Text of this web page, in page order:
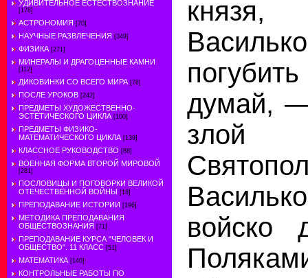
УДИВИТЕЛЬНОЕ ЕСТЕСТВОЗНАНИЕ
[178]
АСТРОНОМИЯ [70]
НАУЧНЫЕ РАЗВЛЕЧЕНИЯ [349]
ФИЗИКА [271]
МИНЕРАЛЫ И ДРАГОЦЕННЫЕ КАМНИ
[112]
ДИКОВИНКИ СО ВСЕГО МИРА [78]
ПОСЛЕ УРОКОВ [242]
ПРЕДМЕТЫ ХУДОЖЕСТВЕННО-
ЭСТЕТИЧЕСКОГО ЦИКЛА [100]
ПРЕДМЕТЫ ФИЗИКО-
МАТЕМАТИЧЕСКОГО ЦИКЛА [139]
КЛАССНОЕ РУКОВОДСТВО [88]
ВОЕННАЯ ФОРМА ВТОРОЙ МИРОВОЙ
[281]
ПОСЛОВИЦЫ И ПОГОВОРКИ ВЕЛИКОЙ
ОТЕЧЕСТВЕННОЙ ВОЙНЫ [18]
ПРЕПОДАВАНИЕ ИСТОРИИ [196]
МЕТОДИКА ПРЕПОДАВАНИЯ
ОБЩЕСТВОЗНАНИЯ [71]
ПРЕПОДАВАНИЕ КУРСА "ЧЕЛОВЕК И
ОБЩЕСТВО". 11 КЛАСС [51]
МАТЕМАТИКА [140]
КОНТРОЛЬНЫЕ РАБОТЫ ПО
князя,
думай, —
войско